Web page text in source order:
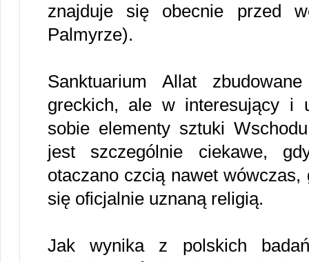
znajduje się obecnie przed
Palmyrze).
Sanktuarium Allat
greckich, ale w interesujący i
sobie elementy sztuki
jest szczególnie ciekawe,
otaczano czcią nawet wówczas,
się oficjalnie uznaną religią.
Jak wynika z polskich